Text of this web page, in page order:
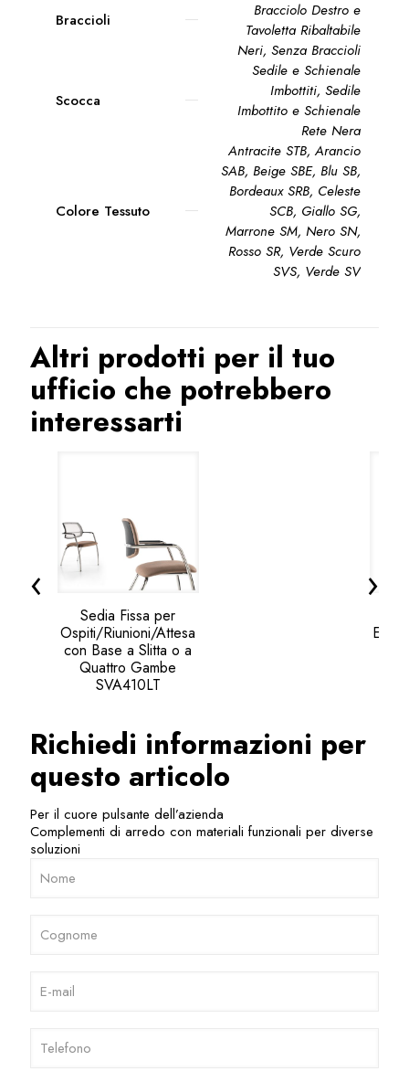
Braccioli
Bracciolo Destro e
Tavoletta Ribaltabile
Neri, Senza Braccioli
Scocca
Sedile e Schienale
Imbottiti, Sedile
Imbottito e Schienale
Rete Nera
Colore Tessuto
Antracite STB,Arancio
SAB, Beige SBE, Blu SB,
Bordeaux SRB, Celeste
SCB, Giallo SG,
Marrone SM, Nero SN,
Rosso SR, Verde Scuro
SVS, Verde SV
Altri prodotti per il tuo
ufficio che potrebbero
interessarti
Sedia Fissa per
Ospiti/Riunioni/Attesa
con Base a Slitta o a
Quattro Gambe
SVA410LT
‹ ›
Richiedi informazioni per
questo articolo
Per il cuore pulsante dell’azienda
Complementi di arredo con materiali funzionali per diverse
soluzioni